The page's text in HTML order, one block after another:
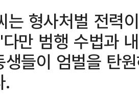
는 형사처벌 전력
만 범행 수법과
들이 엄벌을 탄
.